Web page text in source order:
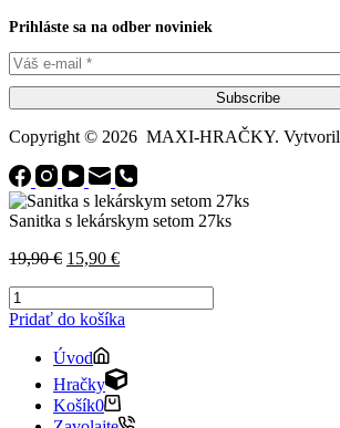
Prihláste sa na odber noviniek
Subscribe
Copyright © 2026 MAXI-HRAČKY. Vytvoril
Sanitka s lekárskym setom 27ks
19,90€ Pôvodná
19,90 €.
15,90 €Aktuálna
15,90 €.
množstvo
Sanitka
lekárskym
27ks
Pridať do košíka
Úvod
Hračky
Košík0